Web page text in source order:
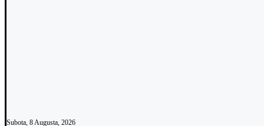
Subota, 8 Augusta, 2026